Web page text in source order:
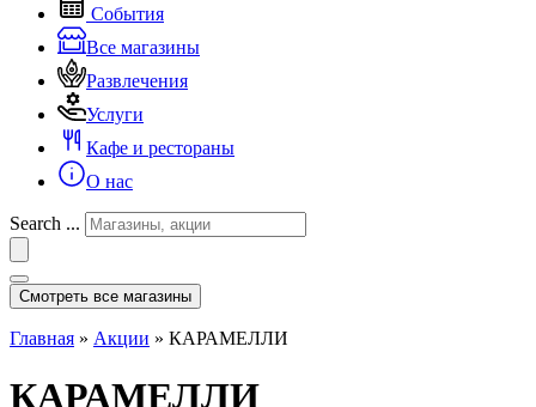
События
Все магазины
Развлечения
Услуги
Кафе и рестораны
О нас
Search ...
Смотреть все магазины
Главная » Акции » КАРАМЕЛЛИ
КАРАМЕЛЛИ